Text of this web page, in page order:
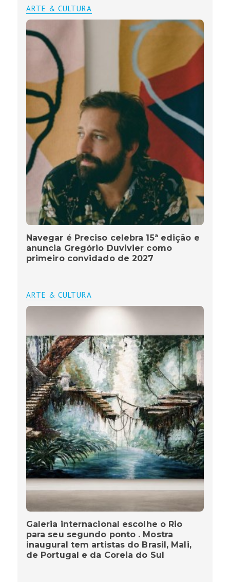
ARTE & CULTURA
Navegar é Preciso celebra 15ª edição e
anuncia Gregório Duvivier como
primeiro convidado de 2027
ARTE & CULTURA
Galeria internacional escolhe o Rio
para seu segundo ponto . Mostra
inaugural tem artistas do Brasil, Mali,
de Portugal e da Coreia do Sul